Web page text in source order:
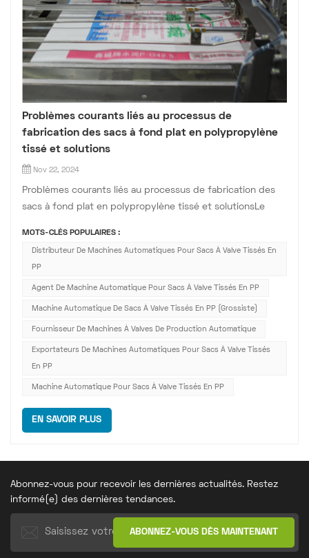
Problèmes courants liés au processus de
fabrication des sacs à fond plat en polypropylène
tissé et solutions
Nov 22, 2024
Problèmes courants liés au processus de fabrication des
sacs à fond plat en polypropylène tissé et solutionsLe
écologique, cette machine est largement utilisée dans la
MOTS-CLÉS POPULAIRES :
Distributeur De Machines Automatiques Pour Sacs À Valve Tissés En
PP
Agent De Machine Automatique Pour Sacs À Valve Tissés En PP
Machine Automatique De Sacs À Valve Tissés En PP (grossiste)
Fournisseur De Machines À Valves De Production Automatique
Exportateurs De Machines Automatiques Pour Sacs À Valve Tissés
En PP
Machine Automatique Pour Sacs À Valve Tissés En PP
EN SAVOIR PLUS
Abonnez-vous pour recevoir les dernières actualités. Restez
informé(e) des dernières tendances.